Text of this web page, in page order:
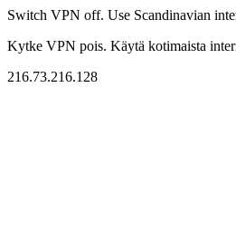
Switch VPN off. Use Scandinavian
Kytke VPN pois. Käytä kotimaista
216.73.216.128